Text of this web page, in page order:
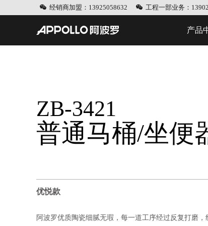
经销商加盟：13925058632 工程一部业务：
产品
ZB-3421
普通马桶/坐便
优悦款
阿波罗优质陶瓷细腻无瑕，每一道工序经过反复打磨，